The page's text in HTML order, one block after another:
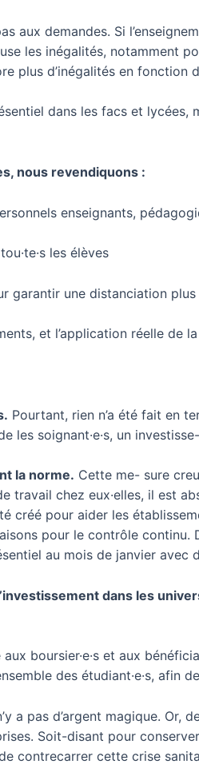
aux demandes. Si
les inégalités, notamment
plus d’inégalités en fonction
dans les facs et
nous revendiquons :
enseignants,
les élèves
garantir une distanciation
et l’application réelle de
Pourtant, rien n’a été fait en
les soignant·e·s, un
la norme. Cette me- sure
travail chez eux·elles, il est
créé pour aider les
pour le contrôle
au mois de janvier avec
dans les
boursier·e·s et aux
des étudiant·e·s, afin
a pas d’argent magique.
Soit-disant pour
contrecarrer cette crise